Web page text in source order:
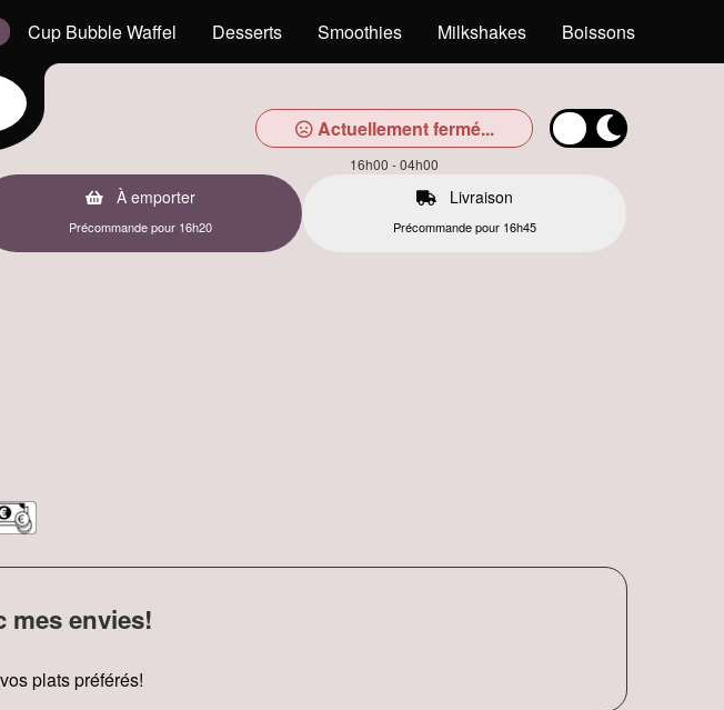
Cup Bubble Waffel Desserts Smoothies Milkshakes Boissons
Actuellement fermé...
16h00 - 04h00
À emporter
Précommande pour 16h20
Livraison
Précommande pour 16h45
mes envies!
plats préférés!